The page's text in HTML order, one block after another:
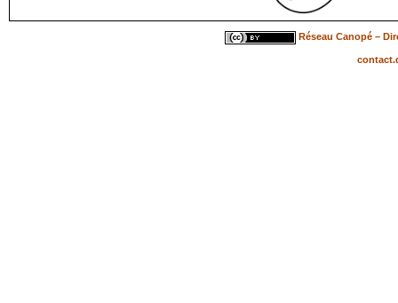
Réseau Canopé –